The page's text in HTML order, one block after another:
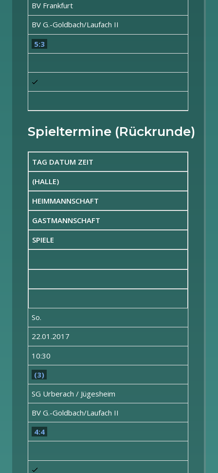
BV Frankfurt
BV G.-Goldbach/Laufach II
5:3
Spieltermine (Rückrunde)
TAG DATUM ZEIT
(HALLE)
HEIMMANNSCHAFT
GASTMANNSCHAFT
SPIELE
So.
22.01.2017
10:30
(3)
SG Urberach / Jügesheim
BV G.-Goldbach/Laufach II
4:4